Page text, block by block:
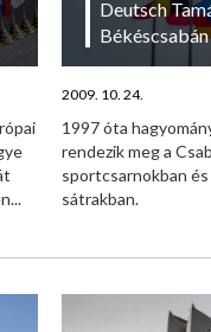
Deutsch
Békéscsabán
2009. 10. 24.
1997 óta
rendezik meg a
sportcsarnokban
sátrakban.